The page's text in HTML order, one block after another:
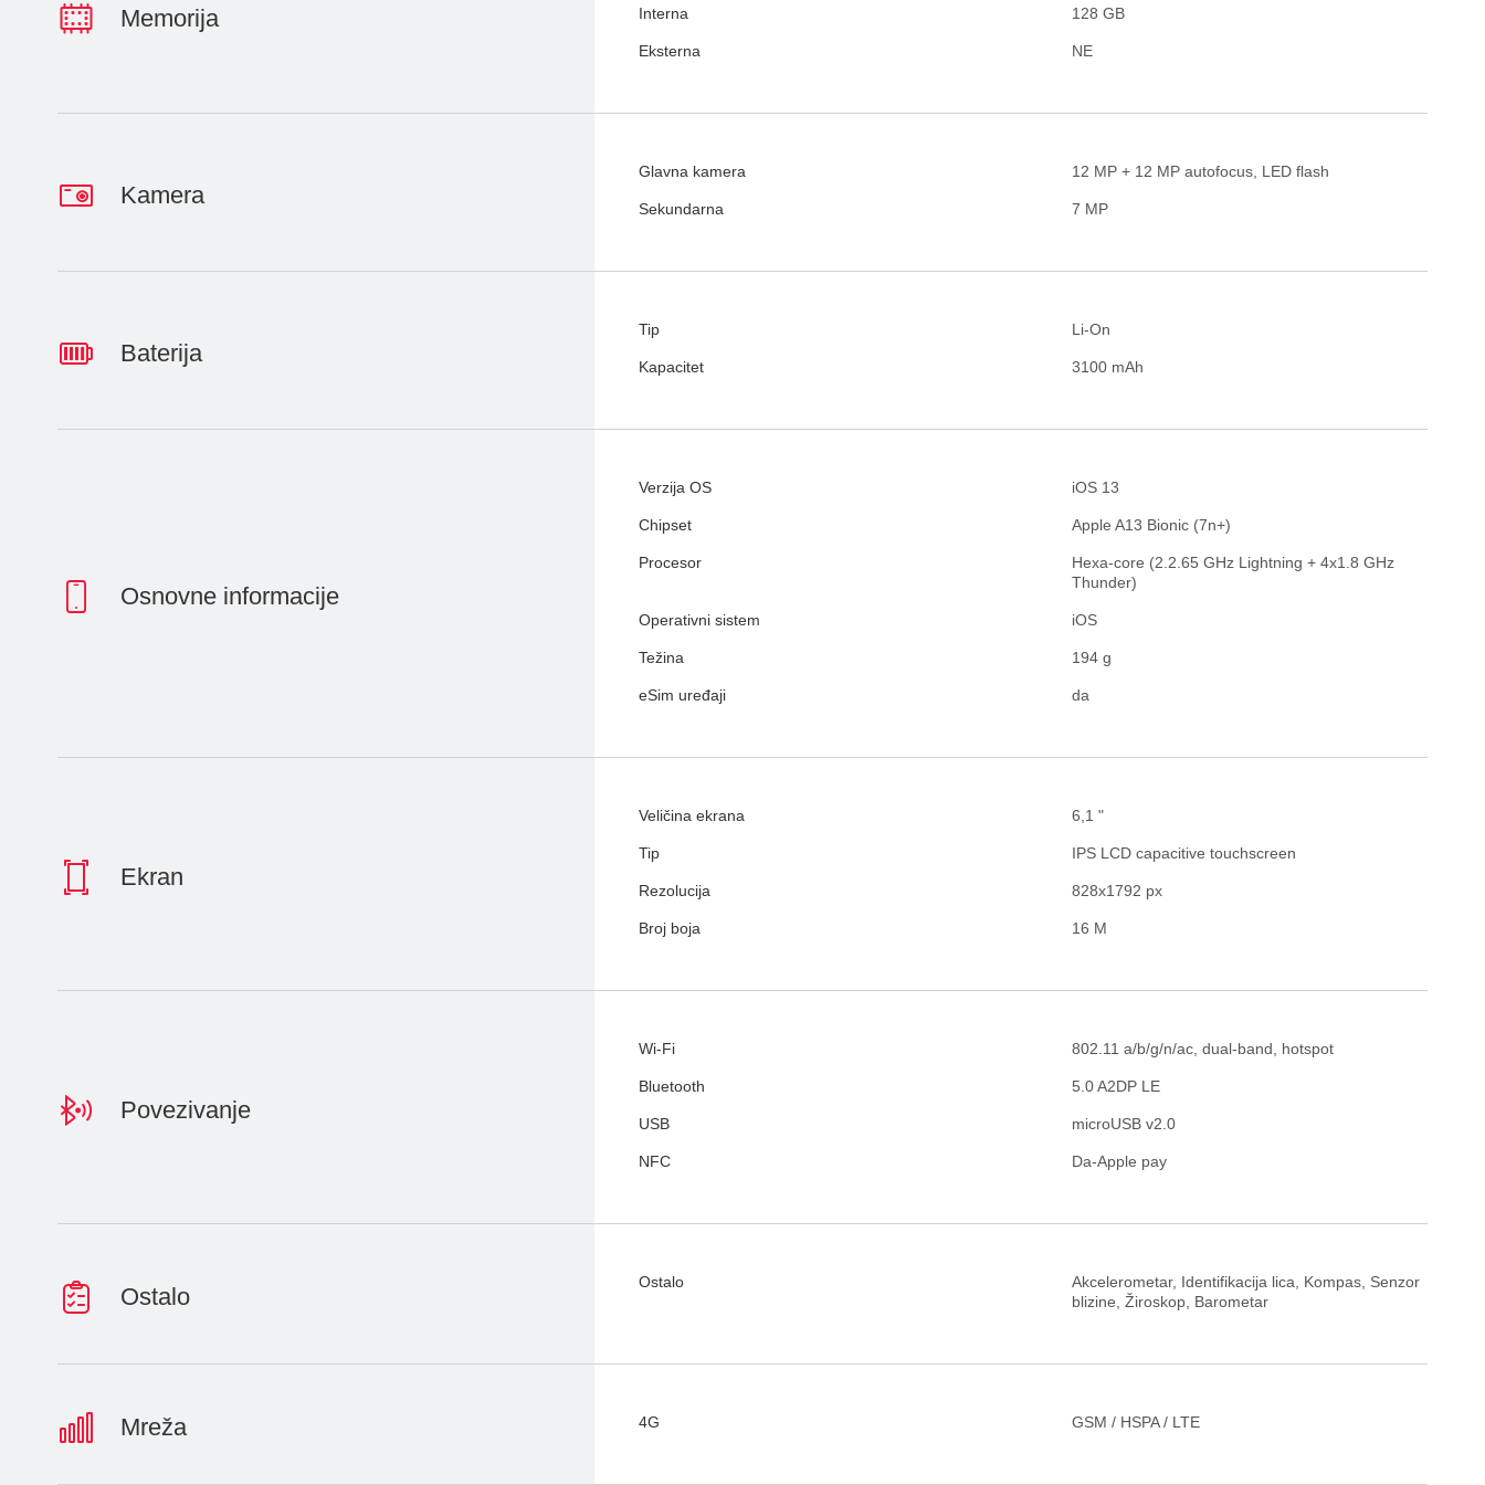
Memorija Interna 128 GB
Eksterna NE
Kamera
Glavna kamera 12 MP + 12 MP autofocus, LED flash
Sekundarna 7 MP
Baterija
Tip Li-On
Kapacitet 3100 mAh
Osnovne informacije
Verzija OS iOS 13
Chipset Apple A13 Bionic (7n+)
Procesor
Hexa-core (2.2.65 GHz Lightning + 4x1.8 GHz
Thunder)
Operativni sistem iOS
Težina 194 g
eSim uređaji da
Ekran
Veličina ekrana 6,1 "
Tip IPS LCD capacitive touchscreen
Rezolucija 828x1792 px
Broj boja 16 M
Povezivanje
Wi-Fi 802.11 a/b/g/n/ac, dual-band, hotspot
Bluetooth 5.0 A2DP LE
USB microUSB v2.0
NFC Da-Apple pay
Ostalo
Ostalo
Akcelerometar, Identifikacija lica, Kompas, Senzor
blizine, Žiroskop, Barometar
Mreža 4G GSM / HSPA / LTE